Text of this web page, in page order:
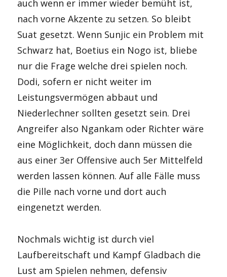
auch wenn er immer wieder bemüht ist,
nach vorne Akzente zu setzen. So bleibt
Suat gesetzt. Wenn Sunjic ein Problem mit
Schwarz hat, Boetius ein Nogo ist, bliebe
nur die Frage welche drei spielen noch.
Dodi, sofern er nicht weiter im
Leistungsvermögen abbaut und
Niederlechner sollten gesetzt sein. Drei
Angreifer also Ngankam oder Richter wäre
eine Möglichkeit, doch dann müssen die
aus einer 3er Offensive auch 5er Mittelfeld
werden lassen können. Auf alle Fälle muss
die Pille nach vorne und dort auch
eingenetzt werden.
Nochmals wichtig ist durch viel
Laufbereitschaft und Kampf Gladbach die
Lust am Spielen nehmen, defensiv